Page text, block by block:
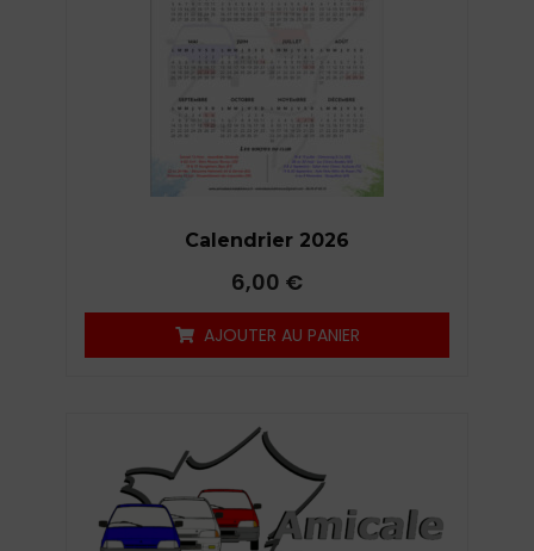
Calendrier 2026
6,00 €
AJOUTER AU PANIER